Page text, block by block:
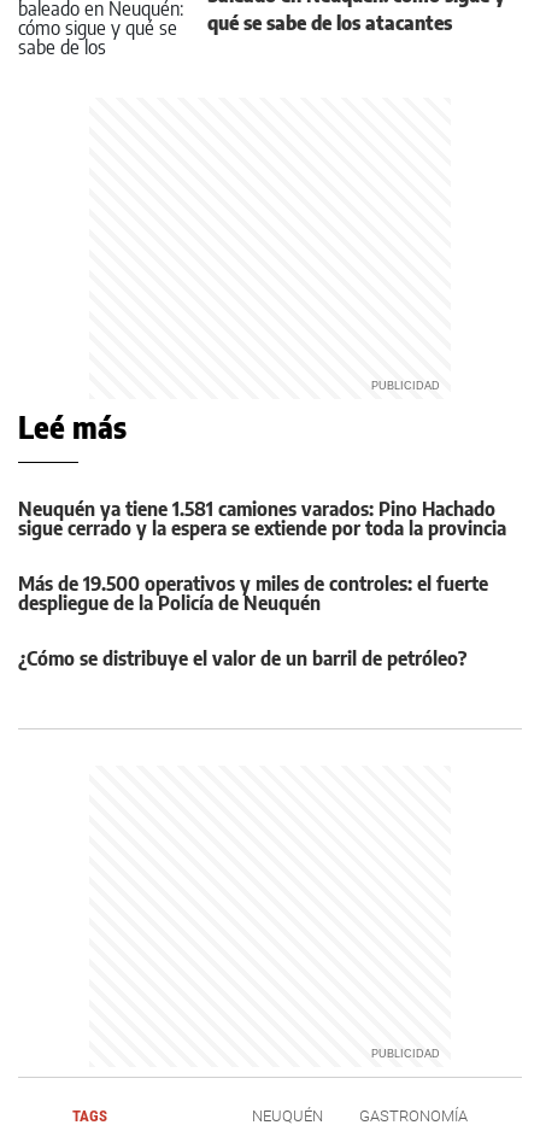
qué se sabe de los atacantes
Leé más
Neuquén ya tiene 1.581 camiones varados: Pino Hachado
sigue cerrado y la espera se extiende por toda la provincia
Más de 19.500 operativos y miles de controles: el fuerte
despliegue de la Policía de Neuquén
¿Cómo se distribuye el valor de un barril de petróleo?
TAGS NEUQUÉN GASTRONOMÍA